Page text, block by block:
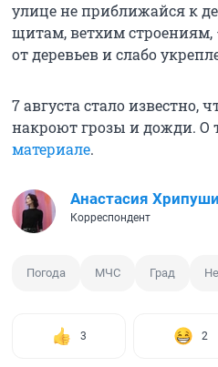
улице не приближайся к
щитам, ветхим строениям,
от деревьев и слабо
7 августа стало
накроют грозы и дожди. О
материале.
Анастасия
Корреспондент
Погода МЧС Град
3 2